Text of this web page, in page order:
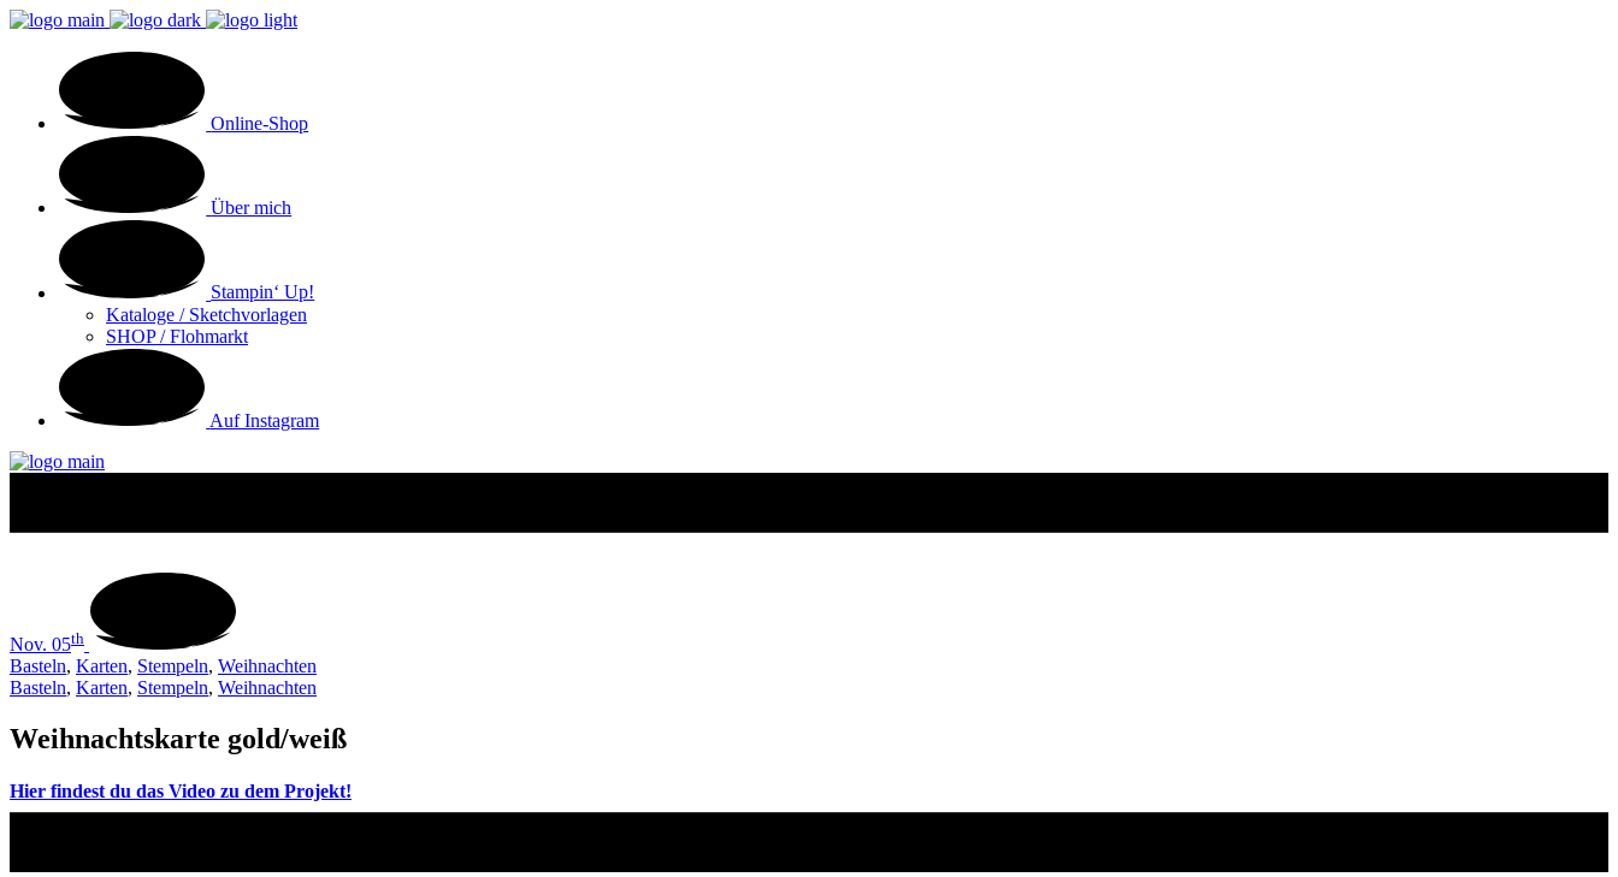
Online-Shop
Über mich
Stampin‘ Up!
Kataloge / Sketchvorlagen
SHOP / Flohmarkt
Auf Instagram
Nov. 05th
Basteln, Karten, Stempeln, Weihnachten
Basteln, Karten, Stempeln, Weihnachten
Weihnachtskarte gold/weiß
Hier findest du das Video zu dem Projekt!